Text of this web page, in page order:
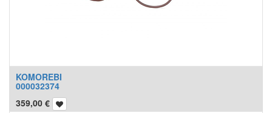
KOMOREBI
000032374
359,00 €